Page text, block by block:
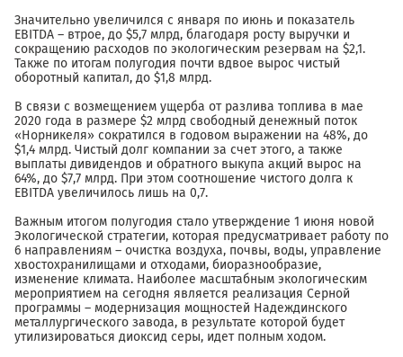
Значительно увеличился с января по июнь и показатель
EBITDA – втрое, до $5,7 млрд, благодаря росту выручки и
сокращению расходов по экологическим резервам на $2,1.
Также по итогам полугодия почти вдвое вырос чистый
оборотный капитал, до $1,8 млрд.
В связи с возмещением ущерба от разлива топлива в мае
2020 года в размере $2 млрд свободный денежный поток
«Норникеля» сократился в годовом выражении на 48%, до
$1,4 млрд. Чистый долг компании за счет этого, а также
выплаты дивидендов и обратного выкупа акций вырос на
64%, до $7,7 млрд. При этом соотношение чистого долга к
EBITDA увеличилось лишь на 0,7.
Важным итогом полугодия стало утверждение 1 июня новой
Экологической стратегии, которая предусматривает работу по
6 направлениям – очистка воздуха, почвы, воды, управление
хвостохранилищами и отходами, биоразнообразие,
изменение климата. Наиболее масштабным экологическим
мероприятием на сегодня является реализация Серной
программы – модернизация мощностей Надеждинского
металлургического завода, в результате которой будет
утилизироваться диоксид серы, идет полным ходом.